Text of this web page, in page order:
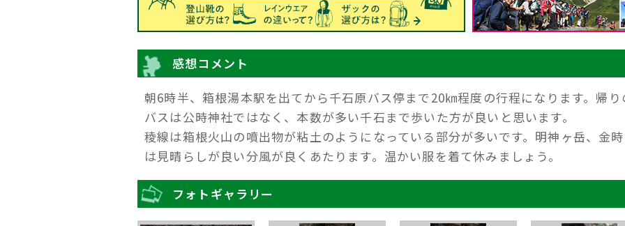
感想コメント
朝6時半、箱根湯本駅を出てから千石原バス停まで20㎞程度の行程になります。帰り
バスは公時神社ではなく、本数が多い千石まで歩いた方が良いと思います。
稜線は箱根火山の噴出物が粘土のようになっている部分が多いです。明神ヶ岳、金
は見晴らしが良い分風が良くあたります。温かい服を着て休みましょう。
フォトギャラリー